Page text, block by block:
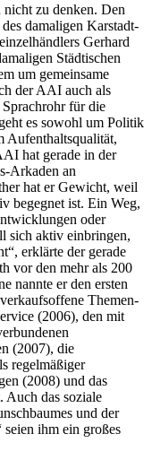
zu denken. Den
damaligen Karstadt-
Gerhard
Städtischen
um gemeinsame
der AAI auch als
für die
es sowohl um Politik
Aufenthaltsqualität,
hat gerade in der
Arkaden an
hat er Gewicht, weil
begegnet ist. Ein Weg,
oder
sich aktiv einbringen,
erklärte der gerade
vor den mehr als 200
nannte er den ersten
Themen-
(2006), den mit
(2007), die
regelmäßiger
(2008) und das
Auch das soziale
und der
ihm ein großes